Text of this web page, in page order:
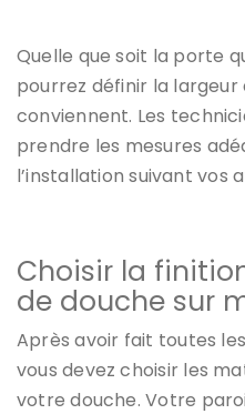
Quelle que soit la porte
pourrez définir la largeur
conviennent. Les
prendre les mesures
l’installation suivant vos
Choisir la
de douche sur
Après avoir fait toutes
vous devez choisir les
votre douche. Votre